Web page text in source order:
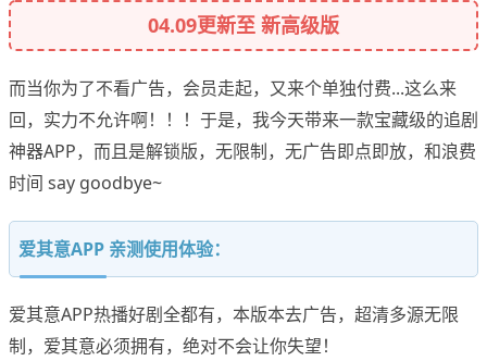
04.09更新至 新高级版
而当你为了不看广告，会员走起，又来个单独付费...这么来
回，实力不允许啊！！！于是，我今天带来一款宝藏级的追剧
神器APP，而且是解锁版，无限制，无广告即点即放，和浪费
时间 say goodbye~
爱其意APP 亲测使用体验：
爱其意APP热播好剧全都有，本版本去广告，超清多源无限
制，爱其意必须拥有，绝对不会让你失望！